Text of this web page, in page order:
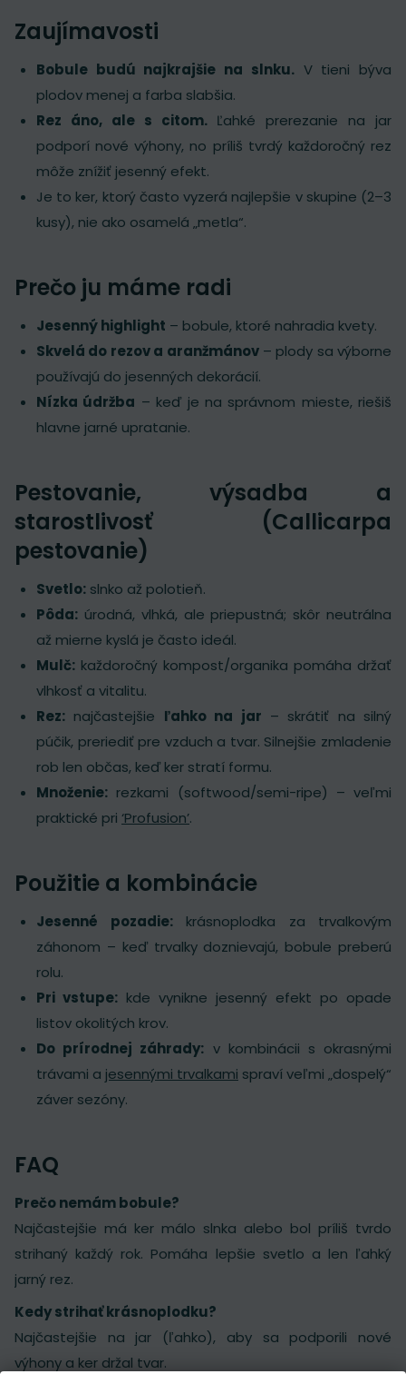
Zaujímavosti
Bobule budú najkrajšie na slnku.V tieni býva
plodov menej a farba slabšia.
Rez áno, ale s citom.Ľahké prerezanie na jar
podporí nové výhony, no príliš tvrdý každoročný rez
môže znížiť jesenný efekt.
Je to ker, ktorý často vyzerá najlepšie v skupine (2–3
kusy), nie ako osamelá „metla“.
Prečo ju máme radi
Jesenný highlight – bobule, ktoré nahradia kvety.
Skvelá do rezov a aranžmánov– plody sa výborne
používajú do jesenných dekorácií.
Nízka údržba – keď je na správnom mieste, riešiš
hlavne jarné upratanie.
Pestovanie, výsadba a
starostlivosť (Callicarpa
pestovanie)
Svetlo: slnko až polotieň.
Pôda: úrodná, vlhká, ale priepustná; skôr neutrálna
až mierne kyslá je často ideál.
Mulč: každoročný kompost/organika pomáha držať
vlhkosť a vitalitu.
Rez: najčastejšie ľahko na jar – skrátiť na silný
púčik, preriediť pre vzduch a tvar. Silnejšie zmladenie
rob len občas, keď ker stratí formu.
Množenie: rezkami (softwood/semi-ripe) – veľmi
praktické pri ‘Profusion’.
Použitie a kombinácie
Jesenné pozadie:krásnoplodka za trvalkovým
záhonom – keď trvalky doznievajú, bobule preberú
rolu.
Pri vstupe: kde vynikne jesenný efekt po opade
listov okolitých krov.
Do prírodnej záhrady: v kombinácii s okrasnými
trávami a jesennými trvalkami spraví veľmi „dospelý“
záver sezóny.
FAQ
Prečo nemám bobule?
Najčastejšie má ker málo slnka alebo bol príliš tvrdo
strihaný každý rok. Pomáha lepšie svetlo a len ľahký
jarný rez.
Kedy strihať krásnoplodku?
Najčastejšie na jar (ľahko), aby sa podporili nové
výhony a ker držal tvar.